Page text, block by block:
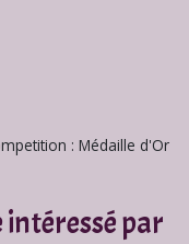
: Médaille d'Or
par